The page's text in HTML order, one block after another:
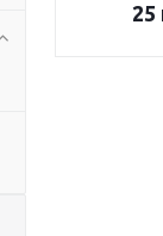
25